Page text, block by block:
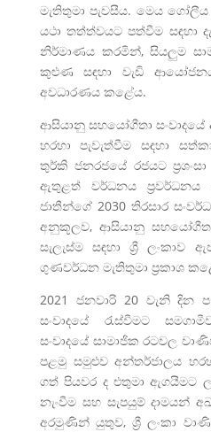
මැතිතුමා පැවසීය. මෙය
යථා තත්ත්වයට පත්වීම සඳහා
නිර්මාණය කරමින්, සියලුම
කුළුණ සඳහා වැඩි
අවධාරණය කළේය.
ආසියානු සහයෝගීතා සංවාදයේ
හරහා පැවැත්වීම සඳහා
තුර්කි ජනරජයේ රජයට
ඇතුළත් වර්ධනය
ජාතීන්ගේ 2030 තිරසාර
අනුකූලව, ආසියානු සහයෝගීතා
සැලැස්ම සඳහා ශ්‍රී ලංකාව
ගුණවර්ධන මැතිතුමා ප්‍රකාශ
2021 ජනවාරි 20 වැනි දින
සංවාදයේ රැස්වීමට
සංවාදයේ සාමාජික රටවල
පළමු සමුළුව අන්තර්ජාලය
ගත් පියවර ද එතුමා ඇගයීමට
නැංවීම සහ සැපයුම් දාමයන්
අරමුණින් යුතුව, ශ්‍රී ලංකා